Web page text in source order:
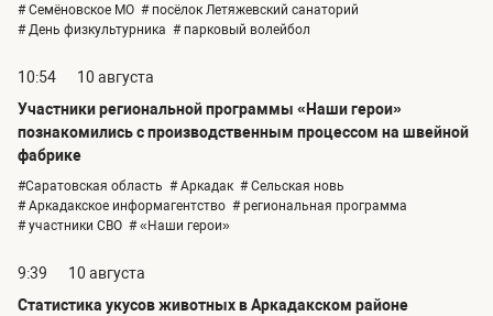
# Семёновское МО # посёлок Летяжевский санаторий
# День физкультурника # парковый волейбол
10:54
10 августа
Участники региональной программы «Наши герои»
познакомились с производственным процессом на швейной
фабрике
#Саратовская область # Аркадак # Сельская новь
# Аркадакское информагентство # региональная программа
# участники СВО # «Наши герои»
9:39
10 августа
Статистика укусов животных в Аркадакском районе